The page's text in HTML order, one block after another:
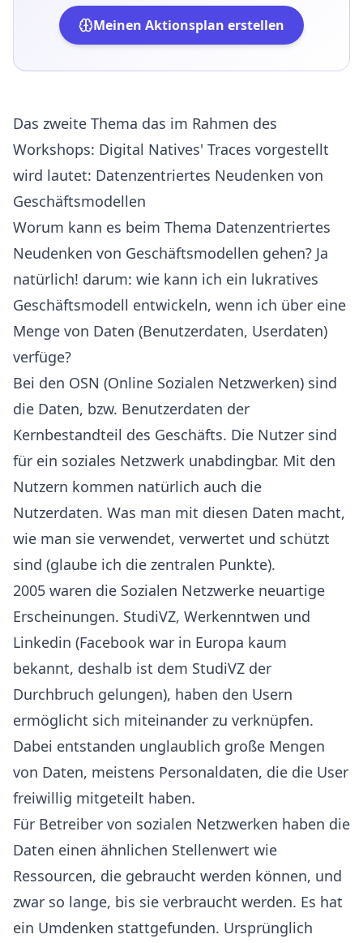
Meinen Aktionsplan erstellen
Das zweite Thema das im Rahmen des
Workshops: Digital Natives' Traces vorgestellt
wird lautet: Datenzentriertes Neudenken von
Geschäftsmodellen
Worum kann es beim Thema Datenzentriertes
Neudenken von Geschäftsmodellen gehen? Ja
natürlich! darum: wie kann ich ein lukratives
Geschäftsmodell entwickeln, wenn ich über eine
Menge von Daten (Benutzerdaten, Userdaten)
verfüge?
Bei den OSN (Online Sozialen Netzwerken) sind
die Daten, bzw. Benutzerdaten der
Kernbestandteil des Geschäfts. Die Nutzer sind
für ein soziales Netzwerk unabdingbar. Mit den
Nutzern kommen natürlich auch die
Nutzerdaten. Was man mit diesen Daten macht,
wie man sie verwendet, verwertet und schützt
sind (glaube ich die zentralen Punkte).
2005 waren die Sozialen Netzwerke neuartige
Erscheinungen. StudiVZ, Werkenntwen und
Linkedin (Facebook war in Europa kaum
bekannt, deshalb ist dem StudiVZ der
Durchbruch gelungen), haben den Usern
ermöglicht sich miteinander zu verknüpfen.
Dabei entstanden unglaublich große Mengen
von Daten, meistens Personaldaten, die die User
freiwillig mitgeteilt haben.
Für Betreiber von sozialen Netzwerken haben die
Daten einen ähnlichen Stellenwert wie
Ressourcen, die gebraucht werden können, und
zwar so lange, bis sie verbraucht werden. Es hat
ein Umdenken stattgefunden. Ursprünglich